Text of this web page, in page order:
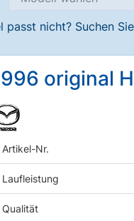
nicht? Suchen
original
Artikel-Nr.
Laufleistung
Qualität